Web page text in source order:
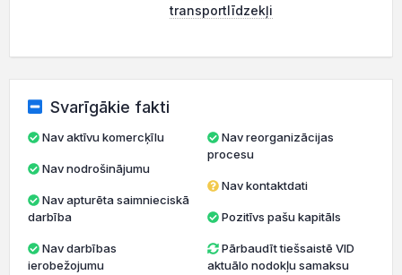
transportlīdzekļi
Svarīgākie fakti
Nav aktīvu komercķīlu
Nav nodrošinājumu
darbība
ierobežojumu
Nav reorganizācijas
procesu
Nav kontaktdati
Pozitīvs pašu kapitāls
Pārbaudīt tiešsaistē VID
aktuālo nodokļu samaksu